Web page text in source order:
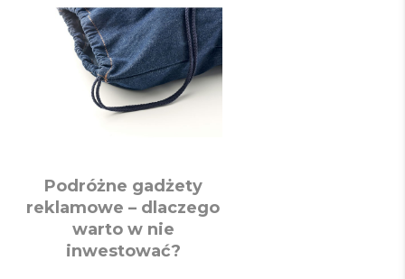
Podróżne gadżety
reklamowe – dlaczego
warto w nie
inwestować?